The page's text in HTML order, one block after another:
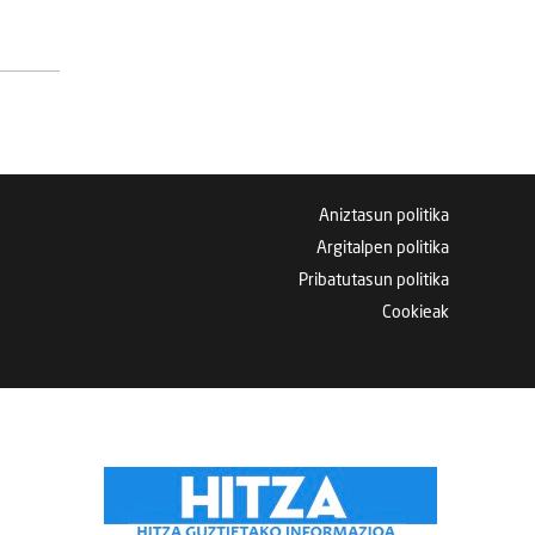
Aniztasun politika
Argitalpen politika
Pribatutasun politika
Cookieak